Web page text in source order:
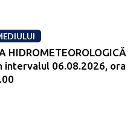
HIDROMETEOROLOGICĂ
intervalul 06.08.2026, ora